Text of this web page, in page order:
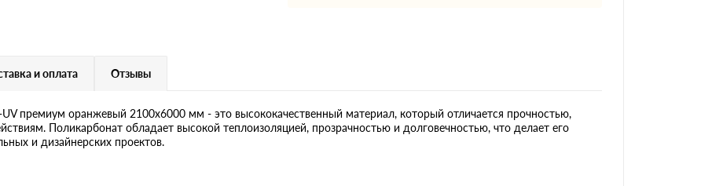
и оплата Отзывы
премиум оранжевый 2100х6000 мм - это высококачественный материал, который отличается прочностью,
Поликарбонат обладает высокой теплоизоляцией, прозрачностью и долговечностью, что делает его
и дизайнерских проектов.